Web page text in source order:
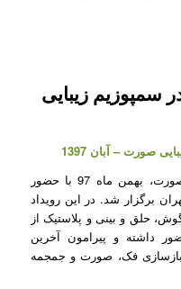
سمپوزیم زیبایی
صورت – آبان 1397
نخستین سمپوزیم جراحی‌های زیبایی صورت، بهمن ماه 97 با حضور
برگزار شد. در این رویداد
حلق و بینی و پلاستیک از
داشته و پیرامون آخرین
فک، صورت و جمجمه